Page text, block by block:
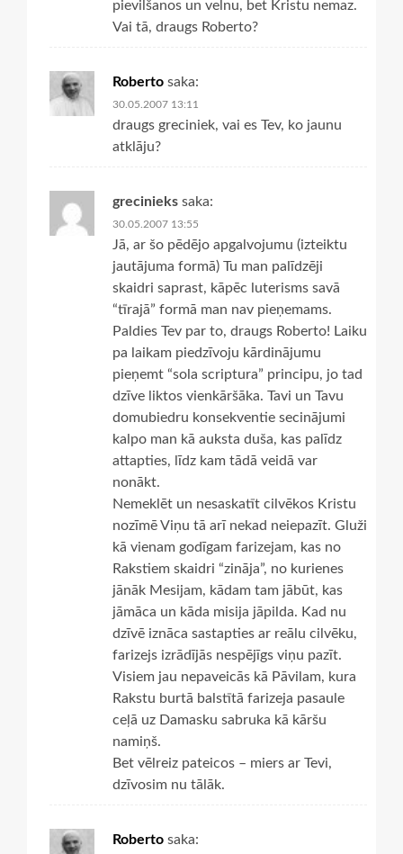
pievilšanos un velnu, bet Kristu nemaz.
Vai tā, draugs Roberto?
Roberto saka:
30.05.2007 13:11
draugs greciniek, vai es Tev, ko jaunu
atklāju?
grecinieks saka:
30.05.2007 13:55
Jā, ar šo pēdējo apgalvojumu (izteiktu
jautājuma formā) Tu man palīdzēji
skaidri saprast, kāpēc luterisms savā
“tīrajā” formā man nav pieņemams.
Paldies Tev par to, draugs Roberto! Laiku
pa laikam piedzīvoju kārdinājumu
pieņemt “sola scriptura” principu, jo tad
dzīve liktos vienkāršāka. Tavi un Tavu
domubiedru konsekventie secinājumi
kalpo man kā auksta duša, kas palīdz
attapties, līdz kam tādā veidā var
nonākt.
Nemeklēt un nesaskatīt cilvēkos Kristu
nozīmē Viņu tā arī nekad neiepazīt. Gluži
kā vienam godīgam farizejam, kas no
Rakstiem skaidri “zināja”, no kurienes
jānāk Mesijam, kādam tam jābūt, kas
jāmāca un kāda misija jāpilda. Kad nu
dzīvē iznāca sastapties ar reālu cilvēku,
farizejs izrādījās nespējīgs viņu pazīt.
Visiem jau nepaveicās kā Pāvilam, kura
Rakstu burtā balstītā farizeja pasaule
ceļā uz Damasku sabruka kā kāršu
namiņš.
Bet vēlreiz pateicos – miers ar Tevi,
dzīvosim nu tālāk.
Roberto saka: